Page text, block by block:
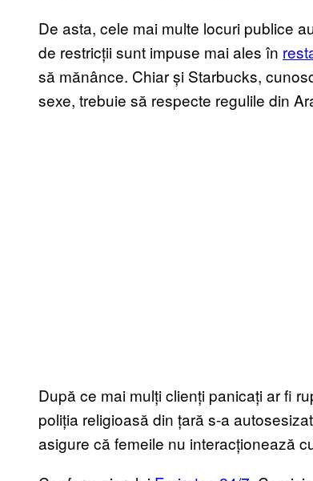
De asta, cele mai multe locuri publice
de restricții sunt impuse mai ales în
să mănânce. Chiar și Starbucks,
sexe, trebuie să respecte regulile din
După ce mai mulți clienți panicați ar fi
poliția religioasă din țară s-a
asigure că femeile nu interacționează